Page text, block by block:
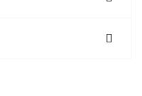
EE150101